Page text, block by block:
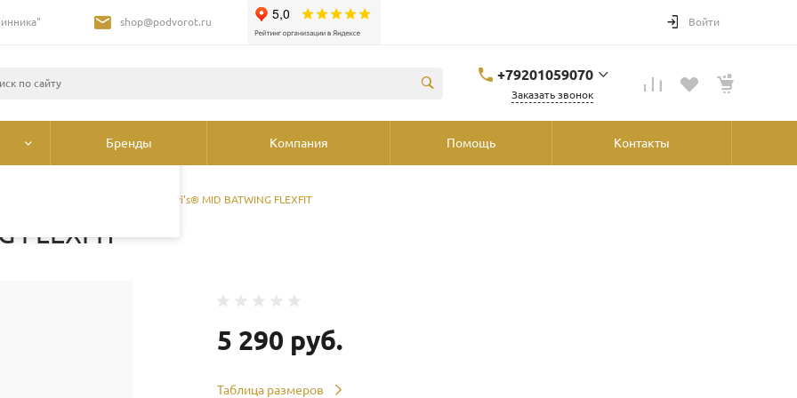
и третьими
страниц
shop@podvorot.ru Войти
+79201059070
Заказать звонок
Бренды Компания Помощь Контакты
Кепка Levi's® MID BATWING FLEXFIT
FLEXFIT
5 290 руб.
Таблица размеров